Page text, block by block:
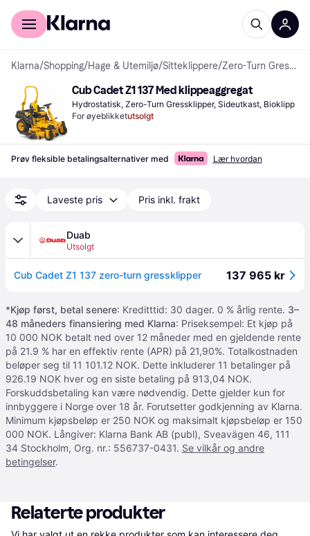
For kunder
Klarna/Shopping/Hage & Utemiljø/Sitteklippere/ Zero-Turn Gressklippere
Cub Cadet Z1 137 Med klippeaggregat
Hydrostatisk, Zero-Turn Gressklipper, Sideutkast, Bioklipp
For øyeblikketutsolgt
Prøv fleksible betalingsalternativer med Lær hvordan
Laveste pris Pris inkl. frakt
Duab
Utsolgt
Cub Cadet Z1 137 zero-turn gressklipper 137 965 kr
*Kjøp først, betal senere: Kreditttid: 30 dager. 0 % årlig rente. 3–
48 måneders finansiering med Klarna: Priseksempel: Et kjøp på
10 000 NOK betalt ned over 12 måneder med en gjeldende rente
på 21.9 % har en effektiv rente (APR) på 21,90%. Totalkostnaden
beløper seg til 11 101.12 NOK. Dette inkluderer 11 betalinger på
926.19 NOK hver og en siste betaling på 913,04 NOK.
Forskuddsbetaling kan være nødvendig. Dette gjelder kun for
innbyggere i Norge over 18 år. Forutsetter godkjenning av Klarna.
Minimum kjøpsbeløp er 250 NOK og maksimalt kjøpsbeløp er 150
000 NOK. Långiver: Klarna Bank AB (publ), Sveavägen 46, 111
34 Stockholm, Org. nr.: 556737-0431. Se vilkår og andre
betingelser.
Relaterte produkter